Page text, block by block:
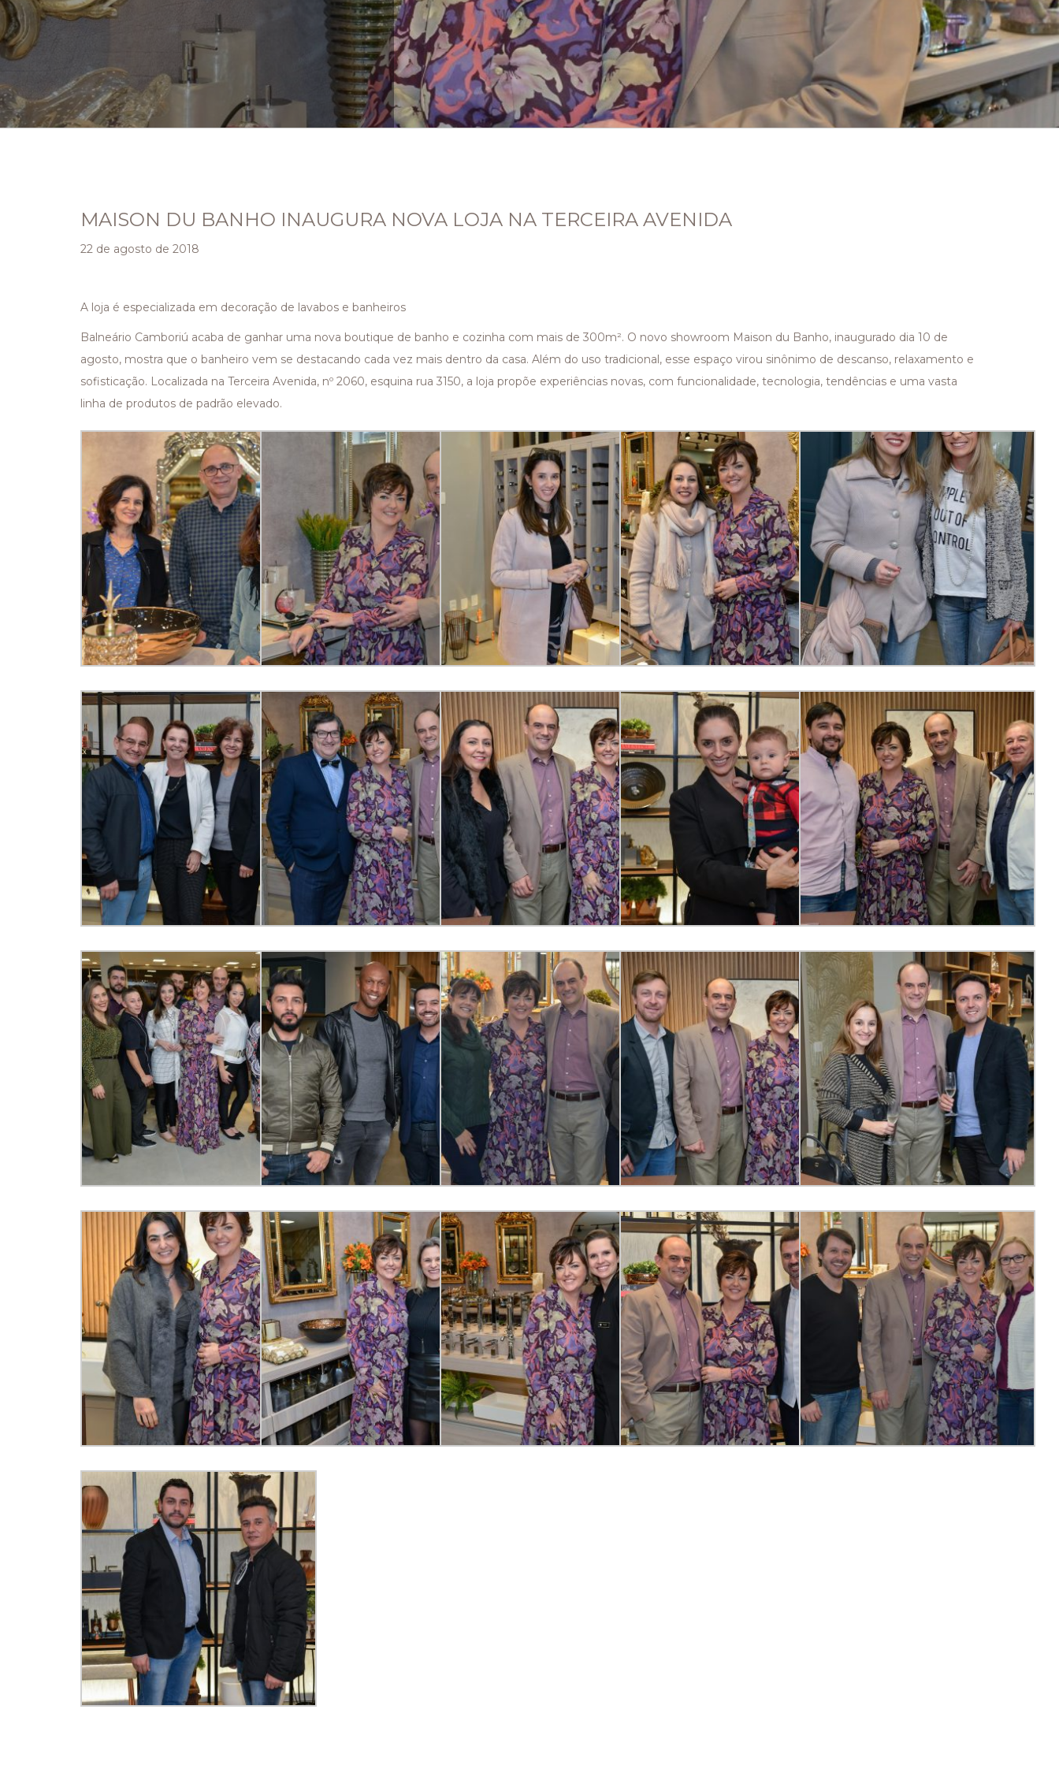
MAISON DU BANHO INAUGURA NOVA LOJA NA TERCEIRA AVENIDA
22 de agosto de 2018
A loja é especializada em decoração de lavabos e banheiros
Balneário Camboriú acaba de ganhar uma nova boutique de banho e cozinha com mais de 300m². O novo showroom Maison du Banho, inaugurado dia 10 de
agosto, mostra que o banheiro vem se destacando cada vez mais dentro da casa. Além do uso tradicional, esse espaço virou sinônimo de descanso, relaxamento e
sofisticação. Localizada na Terceira Avenida, nº 2060, esquina rua 3150, a loja propõe experiências novas, com funcionalidade, tecnologia, tendências e uma vasta
linha de produtos de padrão elevado.